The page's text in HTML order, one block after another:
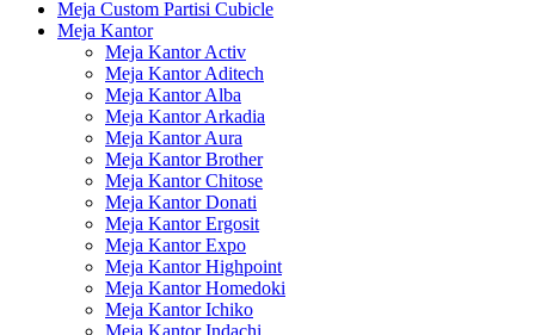
Meja Custom Partisi Cubicle
Meja Kantor
Meja Kantor Activ
Meja Kantor Aditech
Meja Kantor Alba
Meja Kantor Arkadia
Meja Kantor Aura
Meja Kantor Brother
Meja Kantor Chitose
Meja Kantor Donati
Meja Kantor Ergosit
Meja Kantor Expo
Meja Kantor Highpoint
Meja Kantor Homedoki
Meja Kantor Ichiko
Meja Kantor Indachi